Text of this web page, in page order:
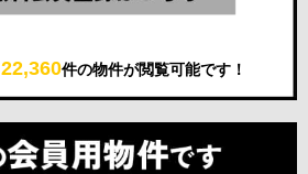
22,360件の物件が閲覧可能です！